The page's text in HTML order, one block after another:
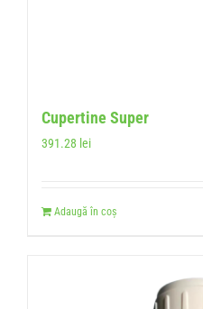
Cupertine Super
391.28 lei
Adaugă în coș